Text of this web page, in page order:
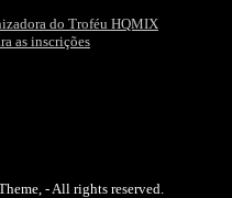
do Troféu HQMIX
as inscrições
- All rights reserved.